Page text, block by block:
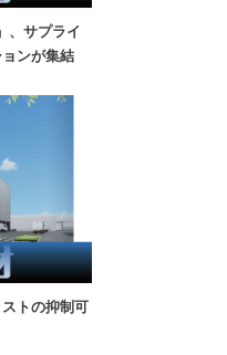
、サプライ
ンが集結
トの抑制可